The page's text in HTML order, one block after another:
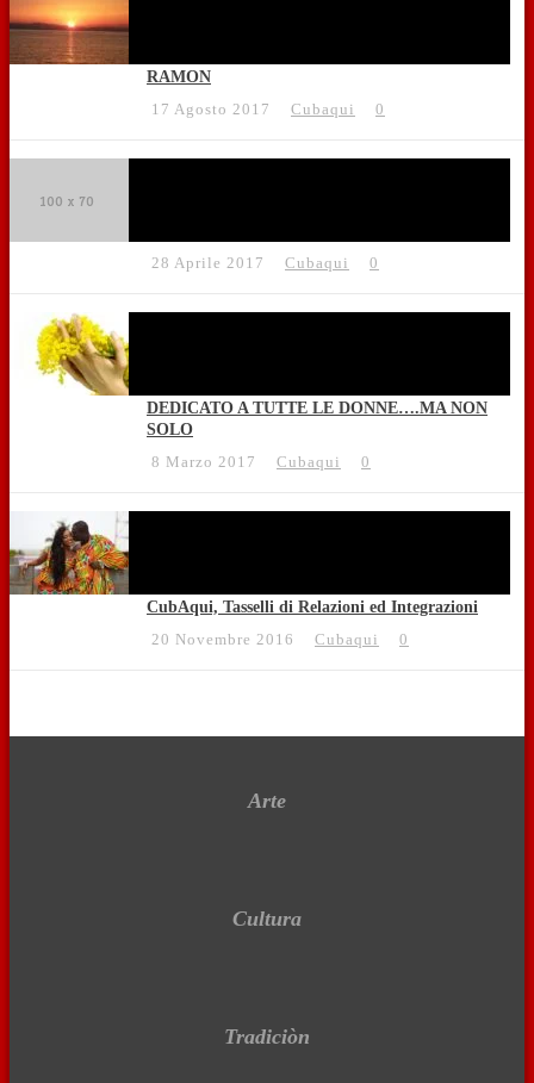
RAMON
17 Agosto 2017
Cubaqui 0
28 Aprile 2017 Cubaqui 0
DEDICATO A TUTTE LE DONNE….MA NON
SOLO
8 Marzo 2017
Cubaqui 0
CubAqui, Tasselli di Relazioni ed Integrazioni
20 Novembre 2016
Cubaqui 0
Arte
Cultura
Tradiciòn